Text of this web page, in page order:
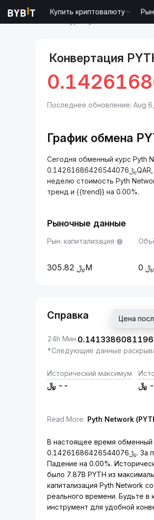
Купить криптовалюту
Конвертация
Последнее обновление: Aug
График обмена
Сегодня обменный курс Pyth
﷼0.14261686426544076QAR, показывая Падение на -0.20% в последние 24 часа. За последнюю
неделю стоимость Pyth
тренд и {{trend}} на 0.00%.
Рыночные данные
Рын. капитализация
305.82M 0
Справка
24h Мин.
*Следующие данные
Исторический максимум
﷼ -- ﷼
Read More: Pyth Network
В настоящее время обменный
﷼0.14261686426544076. За последние 24 часа он Падение на -0.20%, а за последнюю неделю
Падение на 0.00%.
было 7.87B PYTH из
капитализация Pyth Network
реального времени. Будьте в
инструмент для удобной